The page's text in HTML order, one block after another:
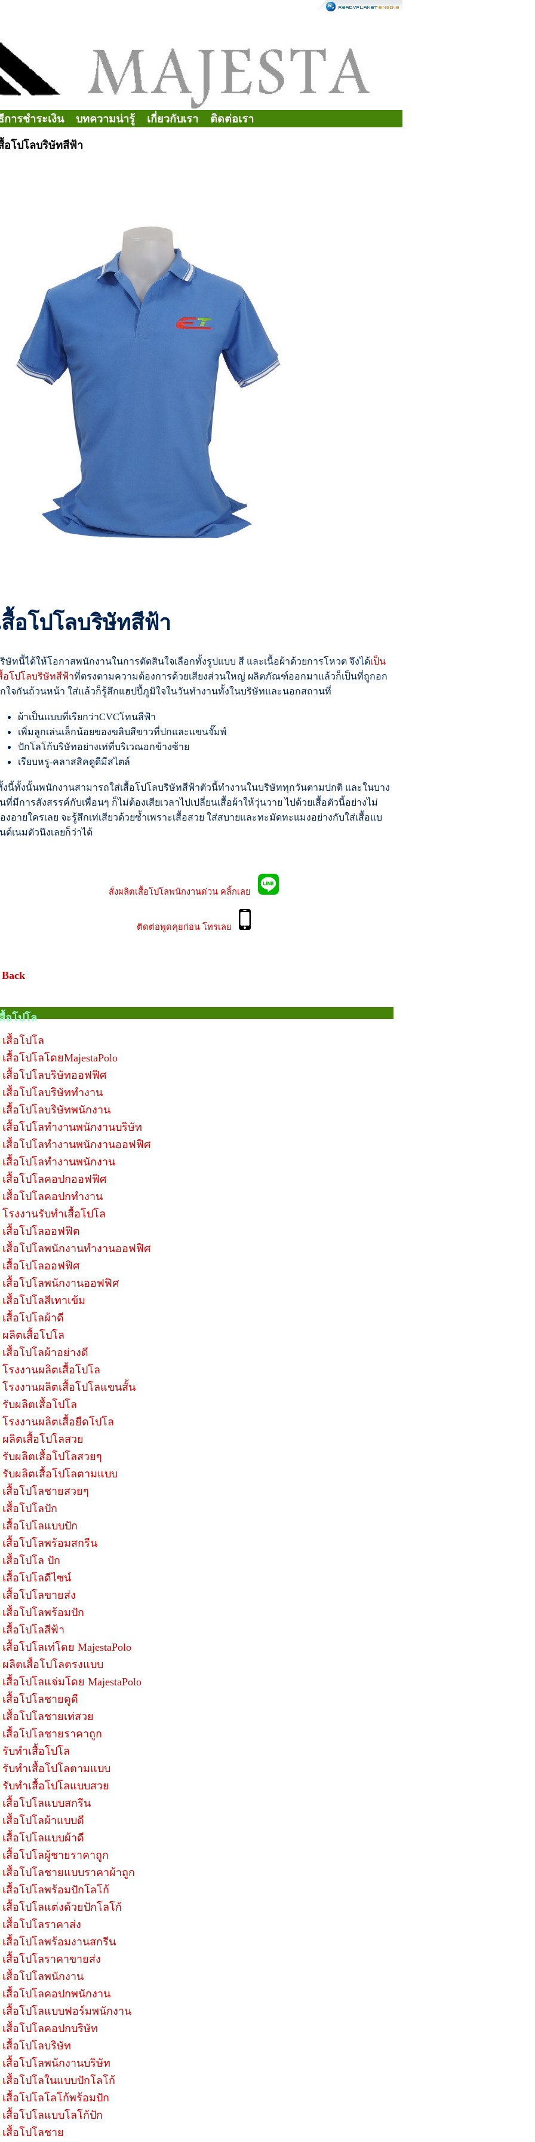
การชำระเงิน บทความน่ารู้ เกี่ยวกับเรา ติดต่อเรา
อโปโลบริษัทสีฟ้า
สื้อโปโลบริษัทสีฟ้า
ษัทนี้ได้ให้โอกาสพนักงานในการตัดสินใจเลือกทั้งรูปแบบ สี และเนื้อผ้าด้วยการโหวต จึงได้เป็น
อโปโลบริษัทสีฟ้าที่ตรงตามความต้องการด้วยเสียงส่วนใหญ่ ผลิตภัณฑ์ออกมาแล้วก็เป็นที่ถูกอก
ใจกันถ้วนหน้า ใส่แล้วก็รู้สึกแฮปปี้ภูมิใจในวันทำงานทั้งในบริษัทและนอกสถานที่
ผ้าเป็นแบบที่เรียกว่าCVCโทนสีฟ้า
เพิ่มลูกเล่นเล็กน้อยของขลิบสีขาวที่ปกและแขนจั๊มพ์
ปักโลโก้บริษัทอย่างเท่ที่บริเวณอกข้างซ้าย
เรียบหรู-คลาสสิคดูดีมีสไตล์
งนี้ทั้งนั้นพนักงานสามารถใส่เสื้อโปโลบริษัทสีฟ้าตัวนี้ทำงานในบริษัททุกวันตามปกติ และในบาง
ที่มีการสังสรรค์กับเพื่อนๆ ก็ไม่ต้องเสียเวลาไปเปลี่ยนเสื้อผ้าให้วุ่นวาย ไปด้วยเสื้อตัวนี้อย่างไม่
งอายใครเลย จะรู้สึกเท่เสียวด้วยซ้ำเพราะเสื้อสวย ใส่สบายและทะมัดทะแมงอย่างกับใส่เสื้อแบ
ด์เนมตัวนึงเลยก็ว่าได้
สั่งผลิตเสื้อโปโลพนักงานด่วน คลิ้กเลย
ติดต่อพูดคุยก่อน โทรเลย
Back
อโปโล
เสื้อโปโล
เสื้อโปโลโดยMajestaPolo
เสื้อโปโลบริษัทออฟฟิศ
เสื้อโปโลบริษัททำงาน
เสื้อโปโลบริษัทพนักงาน
เสื้อโปโลทำงานพนักงานบริษัท
เสื้อโปโลทำงานพนักงานออฟฟิศ
เสื้อโปโลทำงานพนักงาน
เสื้อโปโลคอปกออฟฟิศ
เสื้อโปโลคอปกทำงาน
โรงงานรับทำเสื้อโปโล
เสื้อโปโลออฟฟิต
เสื้อโปโลพนักงานทำงานออฟฟิศ
เสื้อโปโลออฟฟิศ
เสื้อโปโลพนักงานออฟฟิศ
เสื้อโปโลสีเทาเข้ม
เสื้อโปโลผ้าดี
ผลิตเสื้อโปโล
เสื้อโปโลผ้าอย่างดี
โรงงานผลิตเสื้อโปโล
โรงงานผลิตเสื้อโปโลแขนสั้น
รับผลิตเสื้อโปโล
โรงงานผลิตเสื้อยืดโปโล
ผลิตเสื้อโปโลสวย
รับผลิตเสื้อโปโลสวยๆ
รับผลิตเสื้อโปโลตามแบบ
เสื้อโปโลชายสวยๆ
เสื้อโปโลปัก
เสื้อโปโลแบบปัก
เสื้อโปโลพร้อมสกรีน
เสื้อโปโล ปัก
เสื้อโปโลดีไซน์
เสื้อโปโลขายส่ง
เสื้อโปโลพร้อมปัก
เสื้อโปโลสีฟ้า
เสื้อโปโลเท่โดย MajestaPolo
ผลิตเสื้อโปโลตรงแบบ
เสื้อโปโลแจ่มโดย MajestaPolo
เสื้อโปโลชายดูดี
เสื้อโปโลชายเท่สวย
เสื้อโปโลชายราคาถูก
รับทำเสื้อโปโล
รับทำเสื้อโปโลตามแบบ
รับทำเสื้อโปโลแบบสวย
เสื้อโปโลแบบสกรีน
เสื้อโปโลผ้าแบบดี
เสื้อโปโลแบบผ้าดี
เสื้อโปโลผู้ชายราคาถูก
เสื้อโปโลชายแบบราคาผ้าถูก
เสื้อโปโลพร้อมปักโลโก้
เสื้อโปโลแต่งด้วยปักโลโก้
เสื้อโปโลราคาส่ง
เสื้อโปโลพร้อมงานสกรีน
เสื้อโปโลราคาขายส่ง
เสื้อโปโลพนักงาน
เสื้อโปโลคอปกพนักงาน
เสื้อโปโลแบบฟอร์มพนักงาน
เสื้อโปโลคอปกบริษัท
เสื้อโปโลบริษัท
เสื้อโปโลพนักงานบริษัท
เสื้อโปโลในแบบปักโลโก้
เสื้อโปโลโลโก้พร้อมปัก
เสื้อโปโลแบบโลโก้ปัก
เสื้อโปโลชาย